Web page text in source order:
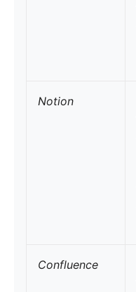
Notion
Confluence